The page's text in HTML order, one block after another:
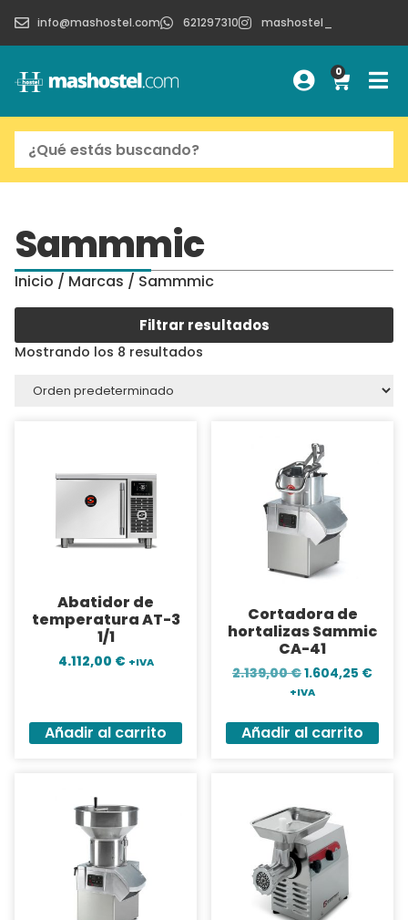
info@mashostel.com 621297310 mashostel_
0
Sammmic
Inicio / Marcas / Sammmic
Filtrar resultados
Mostrando los 8 resultados
Abatidor de
temperatura AT-3
1/1
4.112,00 € +IVA
Añadir al carrito
Cortadora de
hortalizas Sammic
CA-41
2.139,00€1.604,25 €
+IVA
Añadir al carrito